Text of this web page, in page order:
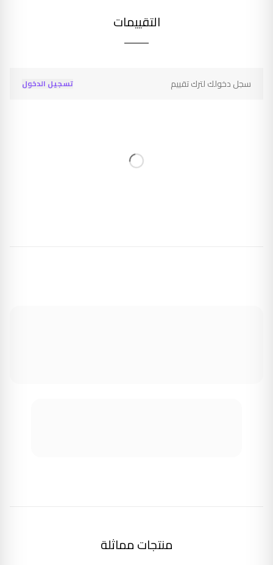
التقييمات
سجل دخولك لترك تقييم تسجيل الدخول
منتجات مماثلة